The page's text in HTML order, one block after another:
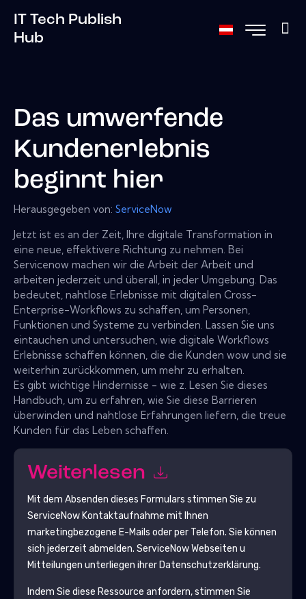
IT Tech Publish
Hub
Das umwerfende
Kundenerlebnis
beginnt hier
Herausgegeben von: ServiceNow
Jetzt ist es an der Zeit, Ihre digitale Transformation in
eine neue, effektivere Richtung zu nehmen. Bei
Servicenow machen wir die Arbeit der Arbeit und
arbeiten jederzeit und überall, in jeder Umgebung. Das
bedeutet, nahtlose Erlebnisse mit digitalen Cross-
Enterprise-Workflows zu schaffen, um Personen,
Funktionen und Systeme zu verbinden. Lassen Sie uns
eintauchen und untersuchen, wie digitale Workflows
Erlebnisse schaffen können, die die Kunden wow und sie
weiterhin zurückkommen, um mehr zu erhalten.
Es gibt wichtige Hindernisse - wie z. Lesen Sie dieses
Handbuch, um zu erfahren, wie Sie diese Barrieren
überwinden und nahtlose Erfahrungen liefern, die treue
Kunden für das Leben schaffen.
Weiterlesen
Mit dem Absenden dieses Formulars stimmen Sie zu
ServiceNowKontaktaufnahme mit Ihnen
marketingbezogene E-Mails oder per Telefon. Sie können
sich jederzeit abmelden. ServiceNowWebseiten u
Mitteilungen unterliegen ihrer Datenschutzerklärung.
Indem Sie diese Ressource anfordern, stimmen Sie